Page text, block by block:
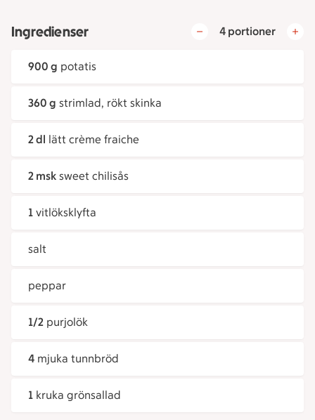
Ingredienser 4 portioner
900 g potatis
360 g strimlad, rökt skinka
2 dl lätt crème fraiche
2 msk sweet chilisås
1 vitlöksklyfta
salt
peppar
1/2 purjolök
4 mjuka tunnbröd
1 kruka grönsallad